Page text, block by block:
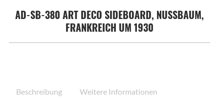
AD-SB-380 ART DECO SIDEBOARD, NUSSBAUM,
FRANKREICH UM 1930
Beschreibung Weitere Informationen